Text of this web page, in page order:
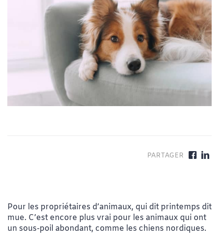
Pour les propriétaires d’animaux, qui dit printemps dit
mue. C’est encore plus vrai pour les animaux qui ont
un sous-poil abondant, comme les chiens nordiques.